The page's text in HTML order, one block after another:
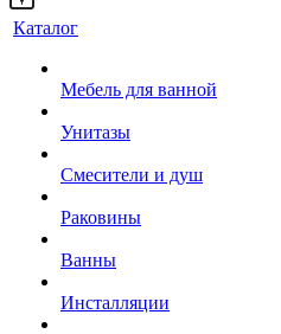
Каталог
Мебель для ванной
Унитазы
Смесители и душ
Раковины
Ванны
Инсталляции